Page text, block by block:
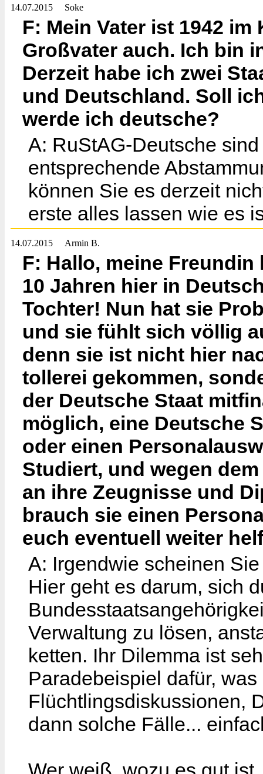
14.07.2015 Soke
F: Mein Vater ist 1942
Großvater auch. Ich bin
Derzeit habe ich zwei
und Deutschland. Soll
werde ich deutsche?
A: RuStAG-Deutsche
entsprechende
können Sie es derzeit
erste alles lassen wie es
14.07.2015 Armin B.
F: Hallo, meine
10 Jahren hier in
Tochter! Nun hat sie
und sie fühlt sich völlig
denn sie ist nicht hier
tollerei gekommen,
der Deutsche Staat
möglich, eine Deutsche
oder einen
Studiert, und wegen
an ihre Zeugnisse und
brauch sie einen
euch eventuell weiter
A: Irgendwie scheinen
Hier geht es darum, sich
Verwaltung zu lösen,
ketten. Ihr Dilemma ist
Paradebeispiel dafür,
Flüchtlingsdiskussionen,
dann solche Fälle...